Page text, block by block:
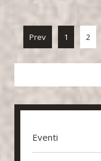
Prev 1 2
Eventi